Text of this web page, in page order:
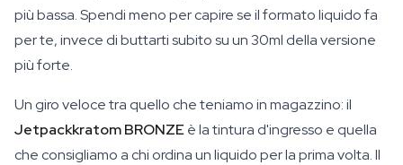
più bassa. Spendi meno per capire se il formato liquido fa
per te, invece di buttarti subito su un 30ml della versione
più forte.
Un giro veloce tra quello che teniamo in magazzino: il
Jetpackkratom BRONZEè la tintura d'ingresso e quella
che consigliamo a chi ordina un liquido per la prima volta. Il